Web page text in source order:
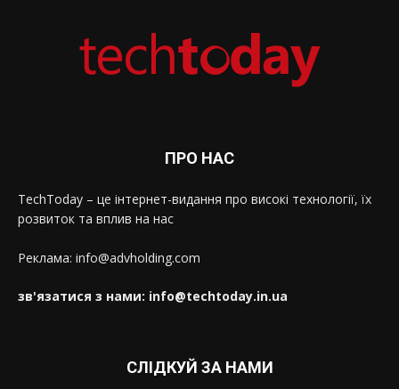
ПРО НАС
TechToday – це інтернет-видання про високі технології, їх
розвиток та вплив на нас
Реклама: info@advholding.com
зв'язатися з нами: info@techtoday.in.ua
СЛІДКУЙ ЗА НАМИ